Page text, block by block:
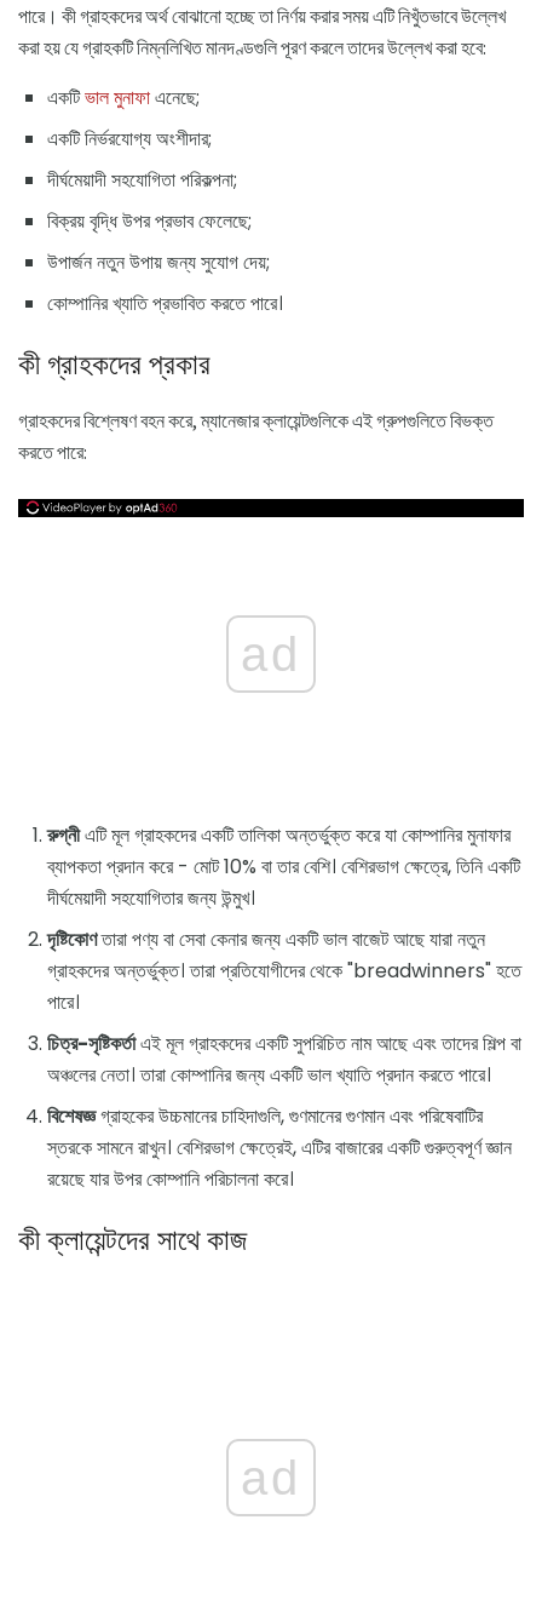
পারে। কী গ্রাহকদের অর্থ বোঝানো হচ্ছে তা নির্ণয় করার সময় এটি নিখুঁতভাবে উল্লেখ
করা হয় যে গ্রাহকটি নিম্নলিখিত মানদণ্ডগুলি পূরণ করলে তাদের উল্লেখ করা হবে:
একটিভাল মুনাফাএনেছে;
একটি নির্ভরযোগ্য অংশীদার;
দীর্ঘমেয়াদী সহযোগিতা পরিকল্পনা;
বিক্রয় বৃদ্ধি উপর প্রভাব ফেলেছে;
উপার্জন নতুন উপায় জন্য সুযোগ দেয়;
কোম্পানির খ্যাতি প্রভাবিত করতে পারে।
কী গ্রাহকদের প্রকার
গ্রাহকদের বিশ্লেষণ বহন করে, ম্যানেজার ক্লায়েন্টগুলিকে এই গ্রুপগুলিতে বিভক্ত
করতে পারে:
ad
রুগ্নীএটি মূল গ্রাহকদের একটি তালিকা অন্তর্ভুক্ত করে যা কোম্পানির মুনাফার
ব্যাপকতা প্রদান করে - মোট 10% বা তার বেশি। বেশিরভাগ ক্ষেত্রে, তিনি একটি
দীর্ঘমেয়াদী সহযোগিতার জন্য উন্মুখ।
দৃষ্টিকোণতারা পণ্য বা সেবা কেনার জন্য একটি ভাল বাজেট আছে যারা নতুন
গ্রাহকদের অন্তর্ভুক্ত। তারা প্রতিযোগীদের থেকে "breadwinners" হতে
পারে।
চিত্র-সৃষ্টিকর্তাএই মূল গ্রাহকদের একটি সুপরিচিত নাম আছে এবং তাদের শিল্প বা
অঞ্চলের নেতা। তারা কোম্পানির জন্য একটি ভাল খ্যাতি প্রদান করতে পারে।
বিশেষজ্ঞগ্রাহকের উচ্চমানের চাহিদাগুলি, গুণমানের গুণমান এবং পরিষেবাটির
স্তরকে সামনে রাখুন। বেশিরভাগ ক্ষেত্রেই, এটির বাজারের একটি গুরুত্বপূর্ণ জ্ঞান
রয়েছে যার উপর কোম্পানি পরিচালনা করে।
কী ক্লায়েন্টদের সাথে কাজ
ad